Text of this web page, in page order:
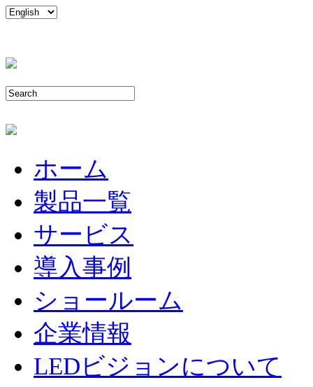
ホーム
製品一覧
サービス
導入事例
ショールーム
企業情報
LEDビジョンについて